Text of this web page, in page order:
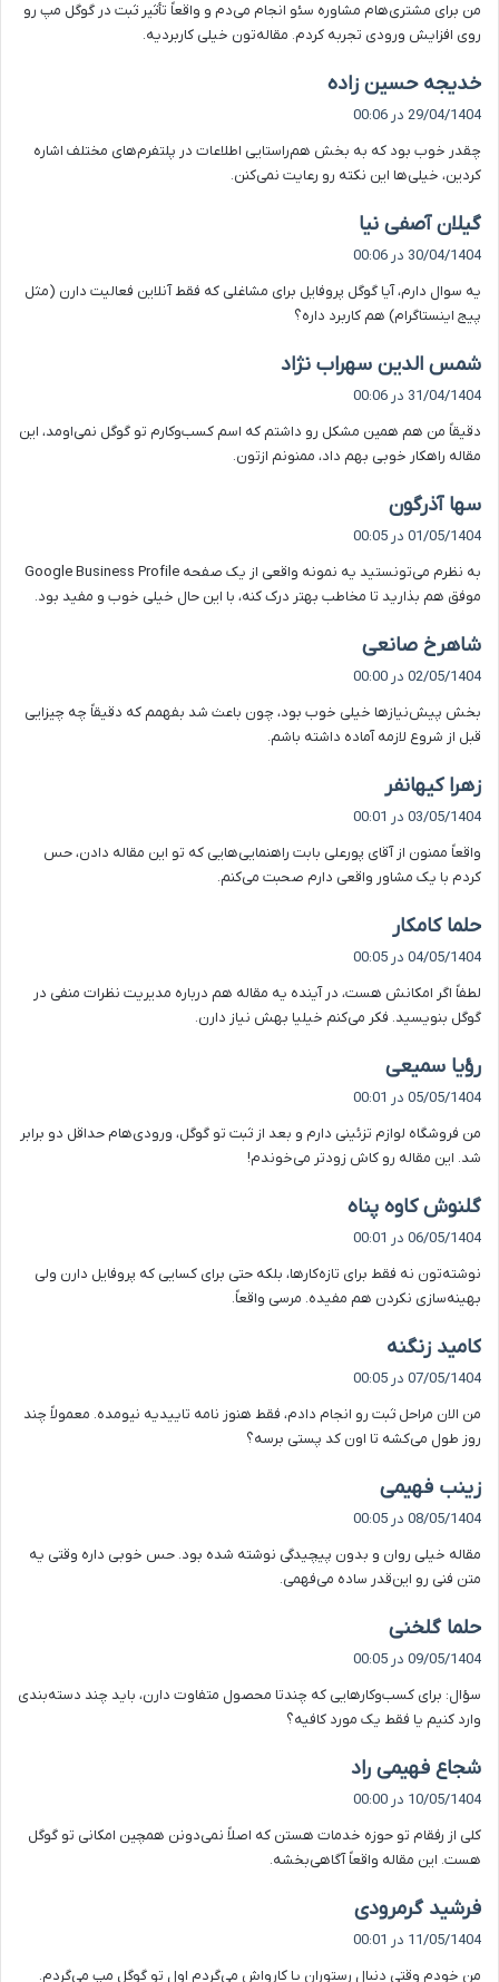
:
من برای مشتری‌هام مشاوره سئو انجام می‌دم و واقعاً تأثیر ثبت در گوگل مپ رو
روی افزایش ورودی تجربه کردم. مقاله‌تون خیلی کاربردیه.
خدیجه حسین زاده
:
29/04/1404 در 00:06
چقدر خوب بود که به بخش هم‌راستایی اطلاعات در پلتفرم‌های مختلف اشاره
کردین، خیلی‌ها این نکته رو رعایت نمی‌کنن.
گیلان آصفی نیا
ف
:
30/04/1404 در 00:06
یه سوال دارم، آیا گوگل پروفایل برای مشاغلی که فقط آنلاین فعالیت دارن (مثل
پیج اینستاگرام) هم کاربرد داره؟
شمس الدین سهراب نژاد
:
31/04/1404 در 00:06
دقیقاً من هم همین مشکل رو داشتم که اسم کسب‌وکارم تو گوگل نمی‌اومد، این
مقاله راهکار خوبی بهم داد، ممنونم ازتون.
سها آذرگون
ف
:
01/05/1404 در 00:05
به نظرم می‌تونستید یه نمونه واقعی از یک صفحه Google Business Profile
موفق هم بذارید تا مخاطب بهتر درک کنه، با این حال خیلی خوب و مفید بود.
شاهرخ صانعی
ف
:
02/05/1404 در 00:00
بخش پیش‌نیازها خیلی خوب بود، چون باعث شد بفهمم که دقیقاً چه چیزایی
قبل از شروع لازمه آماده داشته باشم.
زهرا کیهانفر
ف
:
03/05/1404 در 00:01
واقعاً ممنون از آقای پورعلی بابت راهنمایی‌هایی که تو این مقاله دادن، حس
کردم با یک مشاور واقعی دارم صحبت می‌کنم.
حلما کامکار
ف
:
04/05/1404 در 00:05
لطفاً اگر امکانش هست، در آینده یه مقاله هم درباره مدیریت نظرات منفی در
گوگل بنویسید. فکر می‌کنم خیلیا بهش نیاز دارن.
رؤیا سمیعی
ف
:
05/05/1404 در 00:01
من فروشگاه لوازم تزئینی دارم و بعد از ثبت تو گوگل، ورودی‌هام حداقل دو برابر
شد. این مقاله رو کاش زودتر می‌خوندم!
گلنوش کاوه پناه
:
06/05/1404 در 00:01
نوشته‌تون نه فقط برای تازه‌کارها، بلکه حتی برای کسایی که پروفایل دارن ولی
بهینه‌سازی نکردن هم مفیده. مرسی واقعاً.
کامید زنگنه
ف
:
07/05/1404 در 00:05
من الان مراحل ثبت رو انجام دادم، فقط هنوز نامه تاییدیه نیومده. معمولاً چند
روز طول می‌کشه تا اون کد پستی برسه؟
زینب فهیمی
ف
:
08/05/1404 در 00:05
مقاله خیلی روان و بدون پیچیدگی نوشته شده بود. حس خوبی داره وقتی یه
متن فنی رو این‌قدر ساده می‌فهمی.
حلما گلخنی
ف
:
09/05/1404 در 00:05
سؤال: برای کسب‌وکارهایی که چندتا محصول متفاوت دارن، باید چند دسته‌بندی
وارد کنیم یا فقط یک مورد کافیه؟
شجاع فهیمی راد
:
10/05/1404 در 00:00
کلی از رفقام تو حوزه خدمات هستن که اصلاً نمی‌دونن همچین امکانی تو گوگل
هست. این مقاله واقعاً آگاهی‌بخشه.
فرشید گرمرودی
11/05/1404 در 00:01
من خودم وقتی دنبال رستوران یا کارواش می‌گردم اول تو گوگل مپ می‌گردم.